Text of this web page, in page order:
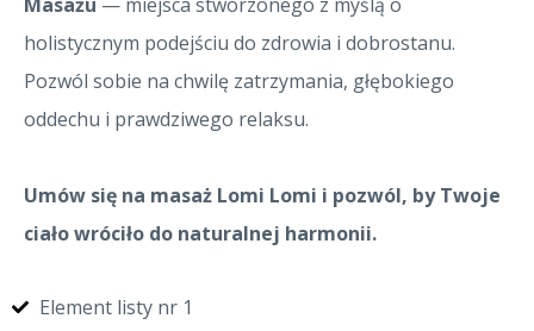
holistycznym podejściu do zdrowia i dobrostanu.
Pozwól sobie na chwilę zatrzymania, głębokiego
oddechu i prawdziwego relaksu.
Umów się na masaż Lomi Lomi i pozwól, by Twoje
ciało wróciło do naturalnej harmonii.
Element listy nr 1